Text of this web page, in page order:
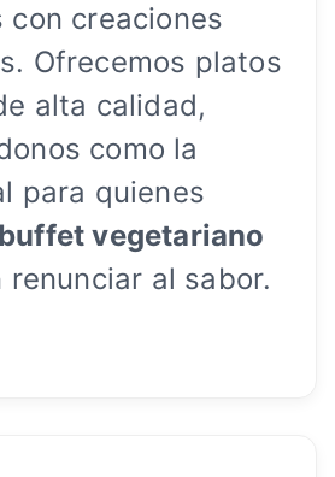
con creaciones
Ofrecemos platos
alta calidad,
como la
para quienes
buffet vegetariano
renunciar al sabor.